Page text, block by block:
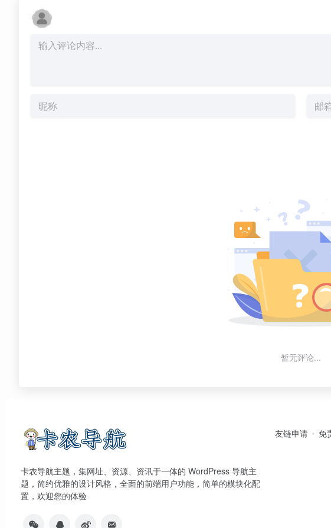
暂无评论...
卡农导航主题，集网址、资源、资讯于一体的 WordPress 导航主
题，简约优雅的设计风格，全面的前端用户功能，简单的模块化配
置，欢迎您的体验
友链申请 免